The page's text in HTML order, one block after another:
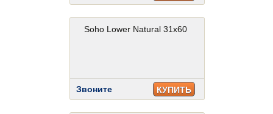
Soho Lower Natural 31x60
Звоните КУПИТЬ